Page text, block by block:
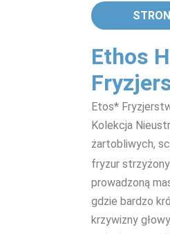
Ethos
Etos*
Kolekcja
żartobliwych,
fryzur
prowadzoną
gdzie bardzo
krzywizny